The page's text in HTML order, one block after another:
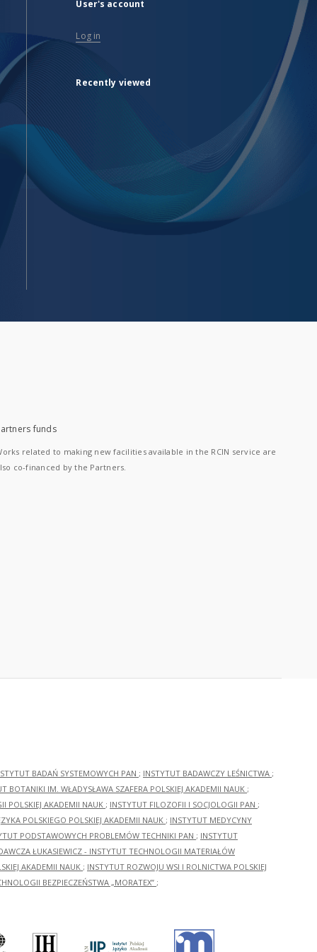
User's account
Log in
Recently viewed
funds
related to making new facilities available in the RCIN service are
co-financed by the Partners.
BADAŃ SYSTEMOWYCH PAN ; INSTYTUT BADAWCZY LEŚNICTWA ;
BOTANIKI IM. WŁADYSŁAWA SZAFERA POLSKIEJ AKADEMII NAUK ;
POLSKIEJ AKADEMII NAUK ; INSTYTUT FILOZOFII I SOCJOLOGII PAN ;
POLSKIEGO POLSKIEJ AKADEMII NAUK ; INSTYTUT MEDYCYNY
PODSTAWOWYCH PROBLEMÓW TECHNIKI PAN ; INSTYTUT
ŁUKASIEWICZ - INSTYTUT TECHNOLOGII MATERIAŁÓW
AKADEMII NAUK ; INSTYTUT ROZWOJU WSI I ROLNICTWA POLSKIEJ
BEZPIECZEŃSTWA „MORATEX” ;